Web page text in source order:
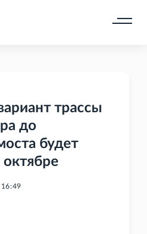
трассы
до
будет
16:49